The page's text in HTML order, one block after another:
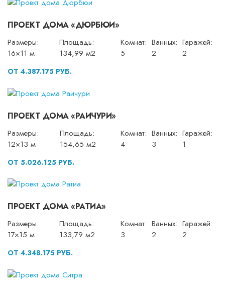
ПРОЕКТ ДОМА «ДЮРБЮИ»
Размеры:
16×11 м
Площадь:
134,99 м2
Комнат:
5
Ванных:
2
Гаражей:
2
ОТ 4.387.175 РУБ.
ПРОЕКТ ДОМА «РАИЧУРИ»
Размеры:
12×13 м
Площадь:
154,65 м2
Комнат:
4
Ванных:
3
Гаражей:
1
ОТ 5.026.125 РУБ.
ПРОЕКТ ДОМА «РАТИА»
Размеры:
17×15 м
Площадь:
133,79 м2
Комнат:
3
Ванных:
2
Гаражей:
2
ОТ 4.348.175 РУБ.